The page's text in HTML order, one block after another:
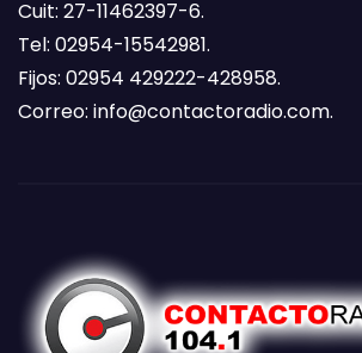
Cuit: 27-11462397-6.
Tel: 02954-15542981.
Fijos: 02954 429222-428958.
Correo: info@contactoradio.com.